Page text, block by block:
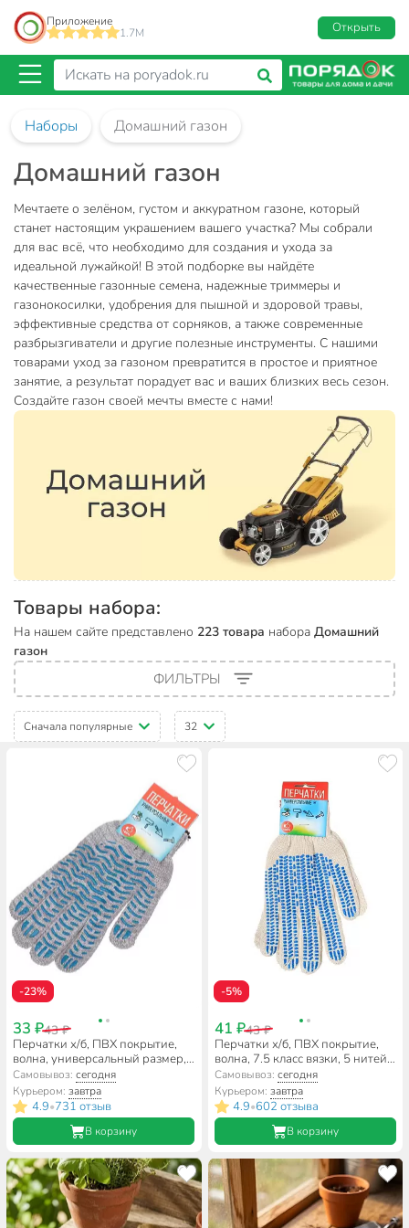
Приложение
1.7M
Открыть
Наборы Домашний газон
Домашний газон
Мечтаете о зелёном, густом и аккуратном газоне, который
станет настоящим украшением вашего участка? Мы собрали
для вас всё, что необходимо для создания и ухода за
идеальной лужайкой! В этой подборке вы найдёте
качественные газонные семена, надежные триммеры и
газонокосилки, удобрения для пышной и здоровой травы,
эффективные средства от сорняков, а также современные
разбрызгиватели и другие полезные инструменты. С нашими
товарами уход за газоном превратится в простое и приятное
занятие, а результат порадует вас и ваших близких весь сезон.
Создайте газон своей мечты вместе с нами!
Товары набора:
На нашем сайте представлено 223 товара набора Домашний
газон
ФИЛЬТРЫ
Сначала популярные 32
-23%
33 ₽43 ₽
Перчатки х/б, ПВХ покрытие,
волна, универсальный размер,
10 класс вязки, 5 нитей, серо-
белая основа, Березка,
европодвес
Самовывоз:сегодня
Курьером:завтра
4.9•731 отзыв
В корзину
-5%
41 ₽43 ₽
Перчатки х/б, ПВХ покрытие,
волна, 7.5 класс вязки, 5 нитей,
белая основа, утолщенный,
рисунок в ассортименте, Люкс,
европодвес
Самовывоз: сегодня
Курьером: завтра
4.9•602 отзыва
В корзину